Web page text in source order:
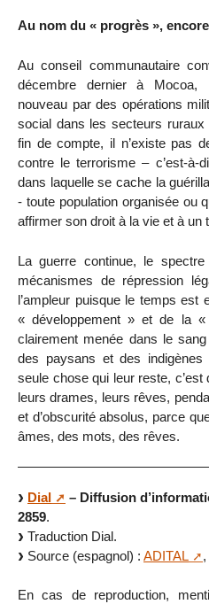
Au nom du « progrès »,
Au conseil communautaire
décembre dernier à Mocoa,
nouveau par des opérations
social dans les secteurs
fin de compte, il n’existe pas
contre le terrorisme – c’est-à-
dans laquelle se cache la
- toute population organisée ou
affirmer son droit à la vie et à un
La guerre continue, le
mécanismes de répression
l’ampleur puisque le temps
« développement » et de la «
clairement menée dans le
des paysans et des
seule chose qui leur reste,
leurs drames, leurs rêves,
et d’obscurité absolus, parce
âmes, des mots, des rêves.
Dial
– Diffusion
2859.
Traduction Dial.
Source (espagnol) : ADITAL
En cas de reproduction,